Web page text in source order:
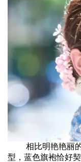
相比明艳艳丽的
型，蓝色旗袍恰好